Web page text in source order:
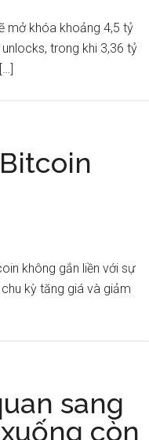
mở khóa khoảng 4,5 tỷ
trong khi 3,36 tỷ
không gắn liền với sự
kỳ tăng giá và giảm
sang
còn